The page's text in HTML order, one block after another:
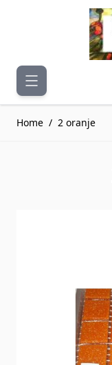
Ga naar de inhoud
Home / 2 oranje